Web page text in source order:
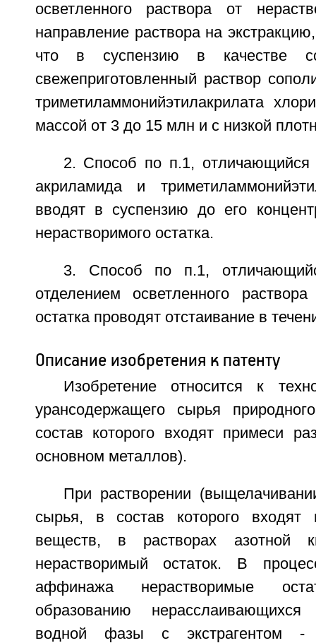
осветленного раствора от
направление раствора на
что в суспензию в качестве
свежеприготовленный раствор
триметиламмонийэтилакрилата
массой от 3 до 15 млн и с низкой
2. Способ по п.1, отличающийся
акриламида и
вводят в суспензию до его
нерастворимого остатка.
3. Способ по п.1,
отделением осветленного
остатка проводят отстаивание в
Описание изобретения к патенту
Изобретение относится к
урансодержащего сырья
состав которого входят примеси
основном металлов).
При растворении
сырья, в состав которого входят
веществ, в растворах азотной
нерастворимый остаток. В
аффинажа нерастворимые
образованию
водной фазы с